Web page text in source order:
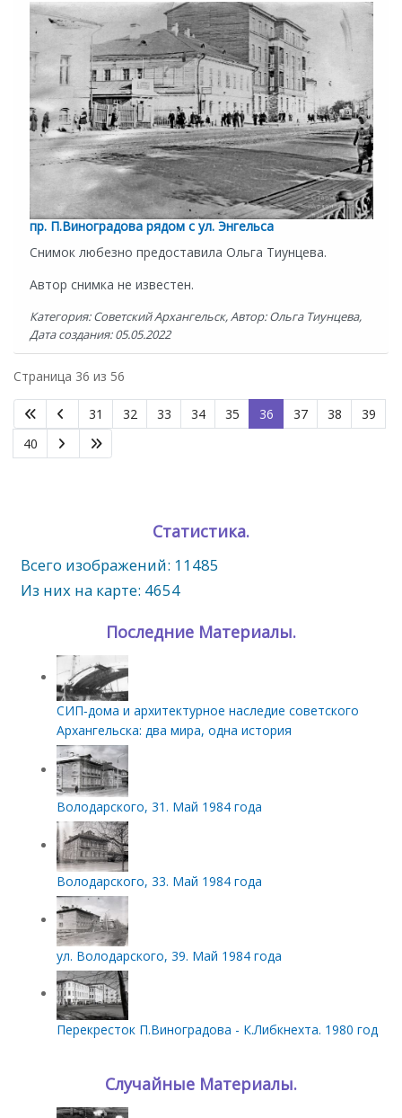
пр. П.Виноградова рядом с ул. Энгельса
Снимок любезно предоставила Ольга Тиунцева.
Автор снимка не известен.
Категория: Советский Архангельск, Автор: Ольга Тиунцева,
Дата создания: 05.05.2022
Страница 36 из 56
31 32 33 34 35 36 37 38
39
40
Статистика.
Всего изображений: 11485
Из них на карте: 4654
Последние Материалы.
СИП‑дома и архитектурное наследие советского
Архангельска: два мира, одна история
Володарского, 31. Май 1984 года
Володарского, 33. Май 1984 года
ул. Володарского, 39. Май 1984 года
Перекресток П.Виноградова - К.Либкнехта. 1980 год
Случайные Материалы.